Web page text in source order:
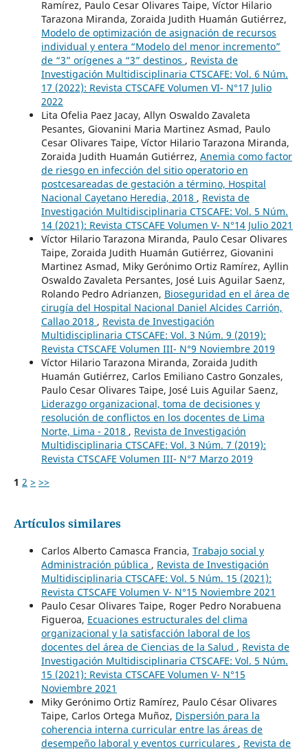
Ramírez, Paulo Cesar Olivares Taipe, Víctor Hilario
Tarazona Miranda, Zoraida Judith Huamán Gutiérrez,
Modelo de optimización de asignación de recursos
individual y entera “Modelo del menor incremento”
de “3” orígenes a “3” destinos , Revista de
Investigación Multidisciplinaria CTSCAFE: Vol. 6 Núm.
17 (2022): Revista CTSCAFE Volumen VI- N°17 Julio
2022
Lita Ofelia Paez Jacay, Allyn Oswaldo Zavaleta
Pesantes, Giovanini Maria Martinez Asmad, Paulo
Cesar Olivares Taipe, Víctor Hilario Tarazona Miranda,
Zoraida Judith Huamán Gutiérrez, Anemia como factor
de riesgo en infección del sitio operatorio en
postcesareadas de gestación a término, Hospital
Nacional Cayetano Heredia, 2018 , Revista de
Investigación Multidisciplinaria CTSCAFE: Vol. 5 Núm.
14 (2021): Revista CTSCAFE Volumen V- N°14 Julio 2021
Víctor Hilario Tarazona Miranda, Paulo Cesar Olivares
Taipe, Zoraida Judith Huamán Gutiérrez, Giovanini
Martinez Asmad, Miky Gerónimo Ortiz Ramírez, Ayllin
Oswaldo Zavaleta Persantes, José Luis Aguilar Saenz,
Rolando Pedro Adrianzen, Bioseguridad en el área de
cirugía del Hospital Nacional Daniel Alcides Carrión,
Callao 2018 , Revista de Investigación
Multidisciplinaria CTSCAFE: Vol. 3 Núm. 9 (2019):
Revista CTSCAFE Volumen III- N°9 Noviembre 2019
Víctor Hilario Tarazona Miranda, Zoraida Judith
Huamán Gutiérrez, Carlos Emiliano Castro Gonzales,
Paulo Cesar Olivares Taipe, José Luis Aguilar Saenz,
Liderazgo organizacional, toma de decisiones y
resolución de conflictos en los docentes de Lima
Norte, Lima - 2018 , Revista de Investigación
Multidisciplinaria CTSCAFE: Vol. 3 Núm. 7 (2019):
Revista CTSCAFE Volumen III- N°7 Marzo 2019
1 2 > >>
Artículos similares
Carlos Alberto Camasca Francia, Trabajo social y
Administración pública , Revista de Investigación
Multidisciplinaria CTSCAFE: Vol. 5 Núm. 15 (2021):
Revista CTSCAFE Volumen V- N°15 Noviembre 2021
Paulo Cesar Olivares Taipe, Roger Pedro Norabuena
Figueroa, Ecuaciones estructurales del clima
organizacional y la satisfacción laboral de los
docentes del área de Ciencias de la Salud , Revista de
Investigación Multidisciplinaria CTSCAFE: Vol. 5 Núm.
15 (2021): Revista CTSCAFE Volumen V- N°15
Noviembre 2021
Miky Gerónimo Ortiz Ramírez, Paulo César Olivares
Taipe, Carlos Ortega Muñoz, Dispersión para la
coherencia interna curricular entre las áreas de
desempeño laboral y eventos curriculares , Revista de